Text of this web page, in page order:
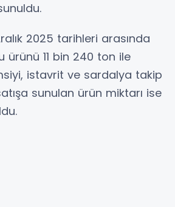
2025 tarihleri arasında
ürünü 11 bin 240 ton ile
istavrit ve sardalya takip
sunulan ürün miktarı ise